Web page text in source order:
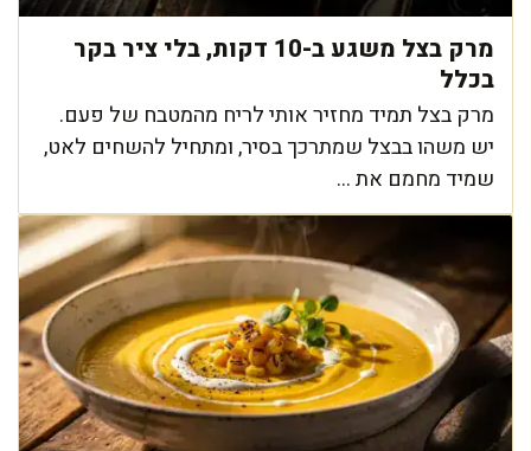
מרק בצל משגע ב-10 דקות, בלי ציר בקר
בכלל
מרק בצל תמיד מחזיר אותי לריח מהמטבח של פעם.
יש משהו בבצל שמתרכך בסיר, ומתחיל להשחים לאט,
שמיד מחמם את ...